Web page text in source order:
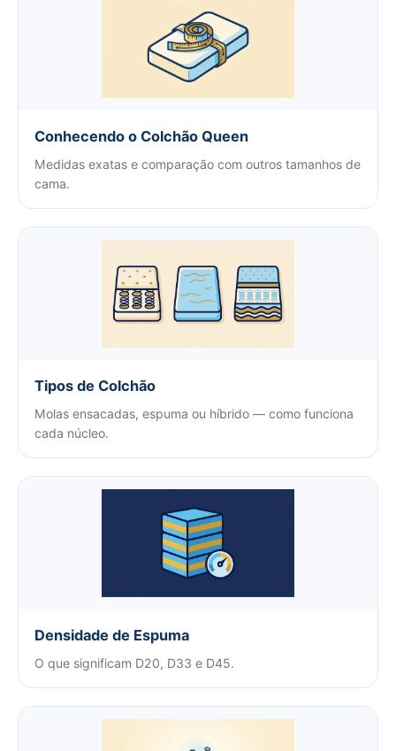
Conhecendo o Colchão Queen
Medidas exatas e comparação com outros tamanhos de
cama.
Tipos de Colchão
Molas ensacadas, espuma ou híbrido — como funciona
cada núcleo.
Densidade de Espuma
O que significam D20, D33 e D45.